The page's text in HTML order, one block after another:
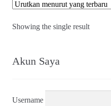
Showing the single result
Akun Saya
Username